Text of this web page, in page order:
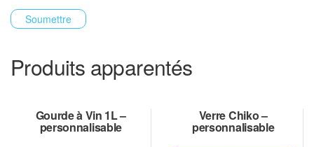
Produits apparentés
Gourde à Vin 1L –
personnalisable
Verre Chiko –
personnalisable